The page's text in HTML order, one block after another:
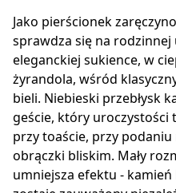
Jako pierścionek
sprawdza się na
eleganckiej sukience, w
żyrandola, wśród
bieli. Niebieski przebłysk
geście, który uroczystości
przy toaście, przy
obrączki bliskim. Mały
umniejsza efektu -